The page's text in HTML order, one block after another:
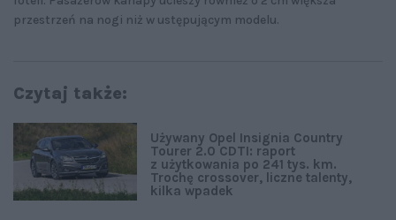
przestrzeń na nogi niż w ustępującym modelu.
Czytaj także:
Używany Opel Insignia Country
Tourer 2.0 CDTI: raport
z użytkowania po 241 tys. km.
Trochę crossover, liczne talenty,
kilka wpadek